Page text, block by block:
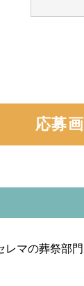
応募
マの葬祭部